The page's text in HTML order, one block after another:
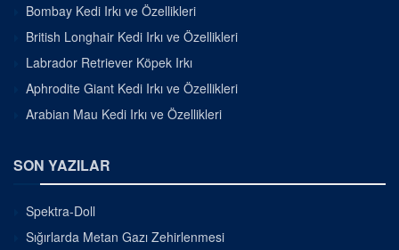
Bombay Kedi Irkı ve Özellikleri
British Longhair Kedi Irkı ve Özellikleri
Labrador Retriever Köpek Irkı
Aphrodite Giant Kedi Irkı ve Özellikleri
Arabian Mau Kedi Irkı ve Özellikleri
SON YAZILAR
Spektra-Doll
Sığırlarda Metan Gazı Zehirlenmesi